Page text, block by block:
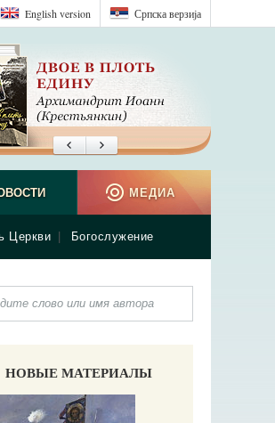
Српска верзиjа
English version
Церкви Богослужение
МЕДИА
НОВЫЕ МАТЕРИАЛЫ